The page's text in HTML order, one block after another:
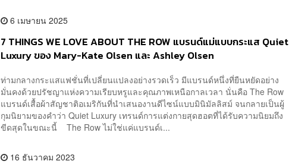
6 เมษายน 2025
7 THINGS WE LOVE ABOUT THE ROW แบรนด์แม่แบบกระแส Quiet
Luxury ของ Mary-Kate Olsen และ Ashley Olsen
ท่ามกลางกระแสแฟชั่นที่เปลี่ยนแปลงอย่างรวดเร็ว มีแบรนด์หนึ่งที่ยืนหยัดอย่าง
มั่นคงด้วยปรัชญาแห่งความเรียบหรูและคุณภาพเหนือกาลเวลา นั่นคือ The Row
แบรนด์เสื้อผ้าสัญชาติอเมริกันที่นำเสนองานดีไซน์แบบมินิมัลลิสม์ จนกลายเป็นผู้
กุมนิยามของคำว่า Quiet Luxury เทรนด์การแต่งกายสุดฮอตที่ได้รับความนิยมถึง
ขีดสุดในขณะนี้ The Row ไม่ใช่แค่แบรนด์เ...
16 ธันวาคม 2023